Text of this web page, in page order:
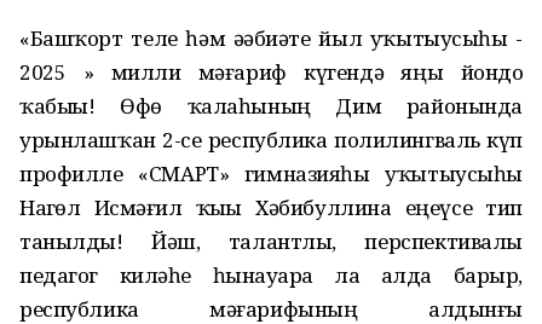
«Башҡорт теле һәм әҙәбиәте йыл уҡытыусыһы -
2025 » милли мәғариф күгендә яңы йондоҙ
ҡабыҙҙы! Өфө ҡалаһының Дим районында
урынлашҡан 2-се республика полилингваль күп
профилле «СМАРТ» гимназияһы уҡытыусыһы
Наҙгөл Исмәғил ҡыҙы Хәбибуллина еңеүсе тип
танылды! Йәш, талантлы, перспективалы
педагог киләһе һынауҙарҙа ла алда барыр,
республика мәғарифының алдынғы